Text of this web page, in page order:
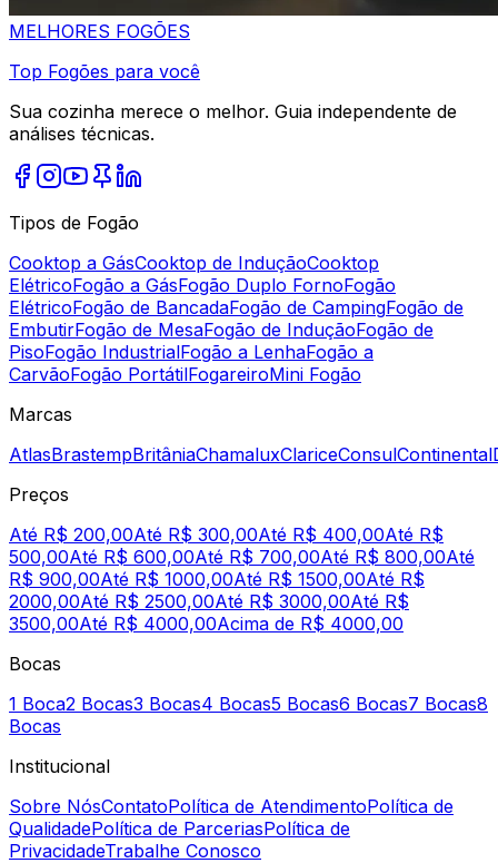
MELHORES FOGÕES
Top Fogões para você
Sua cozinha merece o melhor. Guia independente de
análises técnicas.
Tipos de Fogão
Cooktop a GásCooktop de InduçãoCooktop
ElétricoFogão a GásFogão Duplo FornoFogão
ElétricoFogão de BancadaFogão de CampingFogão de
EmbutirFogão de MesaFogão de InduçãoFogão de
PisoFogão IndustrialFogão a LenhaFogão a
CarvãoFogão PortátilFogareiroMini Fogão
Marcas
AtlasBrastempBritâniaChamaluxClariceConsulContinental
Preços
Até R$ 200,00Até R$ 300,00Até R$ 400,00Até R$
500,00Até R$ 600,00Até R$ 700,00Até R$ 800,00Até
R$ 900,00Até R$ 1000,00Até R$ 1500,00Até R$
2000,00Até R$ 2500,00Até R$ 3000,00Até R$
3500,00Até R$ 4000,00Acima de R$ 4000,00
Bocas
1 Boca2 Bocas3 Bocas4 Bocas5 Bocas6 Bocas7 Bocas8
Bocas
Institucional
Sobre NósContatoPolítica de AtendimentoPolítica de
QualidadePolítica de ParceriasPolítica de
PrivacidadeTrabalhe Conosco